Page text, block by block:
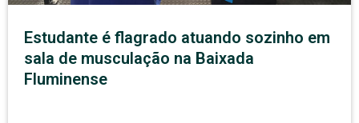
Estudante é flagrado atuando sozinho em
sala de musculação na Baixada
Fluminense